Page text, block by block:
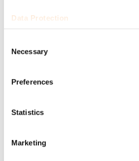
Data Protection
Selection
Necessary
Preferences
Statistics
Marketing
Kraftfluss
Lastschaltgetriebe